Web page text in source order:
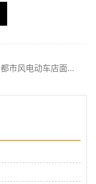
下一篇：都市风电动车店面装修成功交付